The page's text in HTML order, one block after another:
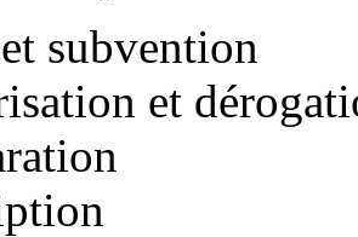
subvention
et